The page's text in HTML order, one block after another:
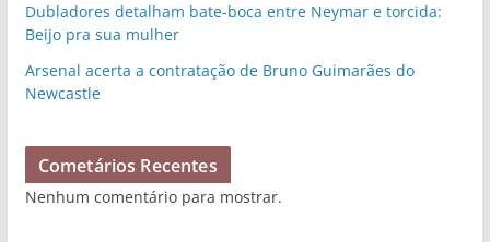
Dubladores detalham bate-boca entre Neymar e torcida:
Beijo pra sua mulher
Arsenal acerta a contratação de Bruno Guimarães do
Newcastle
Cometários Recentes
Nenhum comentário para mostrar.